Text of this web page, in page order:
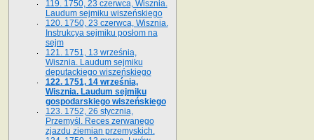
119. 1750, 23 czerwca, Wisznia.
Laudum sejmiku wiszeńskiego
120. 1750, 23 czerwca, Wisznia.
Instrukcya sejmiku posłom na
sejm
121. 1751, 13 września,
Wisznia. Laudum sejmiku
deputackiego wiszeńskiego
122. 1751, 14 września,
Wisznia. Laudum sejmiku
gospodarskiego wiszeńskiego
123. 1752, 26 stycznia,
Przemyśl. Reces zerwanego
zjazdu ziemian przemyskich.